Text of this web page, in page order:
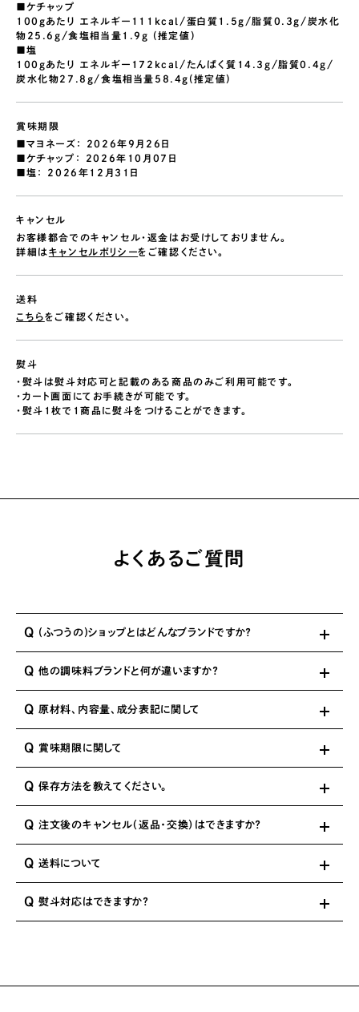
■ケチャップ
100gあたり エネルギー111kcal/蛋白質1.5g/脂質0.3g/炭水化
物25.6g/食塩相当量1.9g (推定値)
■塩
100gあたり エネルギー172kcal/たんぱく質14.3g/脂質0.4g/
炭水化物27.8g/食塩相当量58.4g(推定値)
賞味期限
■マヨネーズ： 2026年9月26日
■ケチャップ： 2026年10月07日
■塩： 2026年12月31日
キャンセル
お客様都合でのキャンセル・返金はお受けしておりません。
詳細は キャンセルポリシーをご確認ください。
送料
こちらをご確認ください。
熨斗
・熨斗は熨斗対応可と記載のある商品のみご利用可能です。
・カート画面にてお手続きが可能です。
・熨斗1枚で1商品に熨斗をつけることができます。
よくあるご質問
Q (ふつうの)ショップとはどんなブランドですか？
Q 他の調味料ブランドと何が違いますか？
Q 原材料、内容量、成分表記に関して
Q 賞味期限に関して
Q 保存方法を教えてください。
Q 注文後のキャンセル（返品・交換）はできますか？
Q 送料について
Q 熨斗対応はできますか？